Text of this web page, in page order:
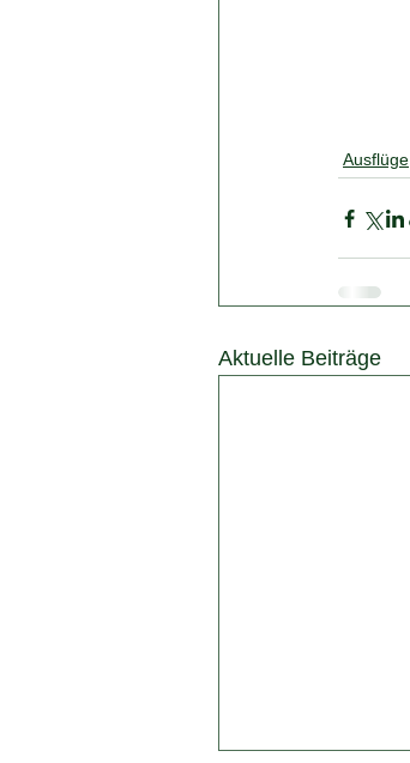
Ausflüge
Aktuelle Beiträge